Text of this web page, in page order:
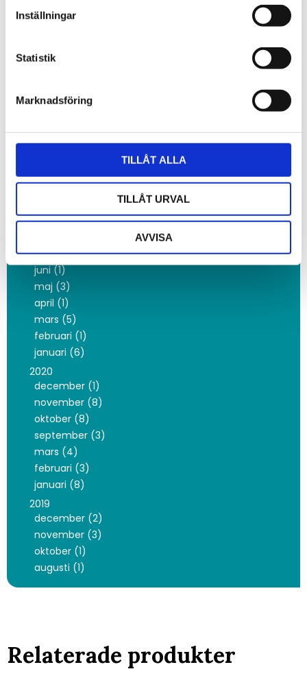
Inställningar
Statistik
Marknadsföring
TILLÅT ALLA
TILLÅT URVAL
AVVISA
2023
november (2)
september (35)
februari (4)
februari (3)
2021
oktober (3)
juni (1)
maj (3)
april (1)
mars (5)
februari (1)
januari (6)
2020
december (1)
november (8)
oktober (8)
september (3)
mars (4)
februari (3)
januari (8)
2019
december (2)
november (3)
oktober (1)
augusti (1)
Relaterade produkter